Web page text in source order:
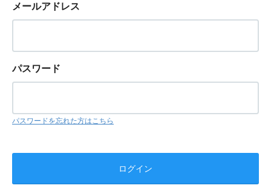
メールアドレス
パスワード
パスワードを忘れた方はこちら